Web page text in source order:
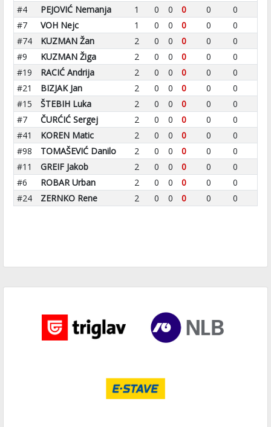
#4
PEJOVIĆ Nemanja 1 0 0 0 0
0
#7
VOH Nejc 1 0 0 0 0
0
#74
KUZMAN Žan 2 0 0 0 0
0
#9
KUZMAN Žiga 2 0 0 0 0
0
#19
RACIĆ Andrija 2 0 0 0 0
0
#21
BIZJAK Jan 2 0 0 0 0
0
#15
ŠTEBIH Luka 2 0 0 0 0
0
#7
ČURĆIĆ Sergej 2 0 0 0 0
0
#41
KOREN Matic 2 0 0 0 0
0
#98
TOMAŠEVIĆ Danilo 2 0 0 0 0
0
#11
GREIF Jakob 2 0 0 0 0
0
#6
ROBAR Urban 2 0 0 0 0
0
#24
ZERNKO Rene 2 0 0 0 0 0